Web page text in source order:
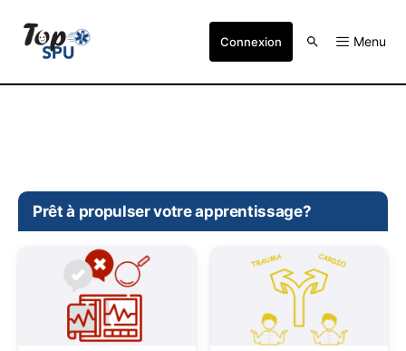
Connexion Menu
Prêt à propulser votre apprentissage?